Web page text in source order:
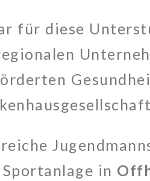
für diese
in